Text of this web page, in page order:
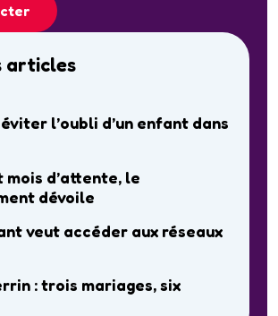
articles
l’oubli d’un enfant dans
mois d’attente, le
dévoile
veut accéder aux réseaux
: trois mariages, six